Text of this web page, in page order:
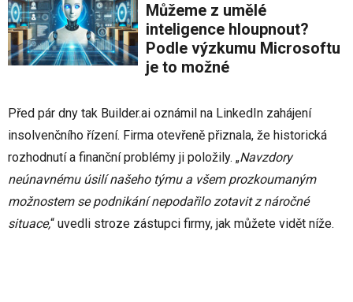
Můžeme z umělé
inteligence hloupnout?
Podle výzkumu Microsoftu
je to možné
Před pár dny tak Builder.ai oznámil na LinkedIn zahájení
insolvenčního řízení. Firma otevřeně přiznala, že historická
rozhodnutí a finanční problémy ji položily. „Navzdory
neúnavnému úsilí našeho týmu a všem prozkoumaným
možnostem se podnikání nepodařilo zotavit z náročné
situace,“ uvedli stroze zástupci firmy, jak můžete vidět níže.